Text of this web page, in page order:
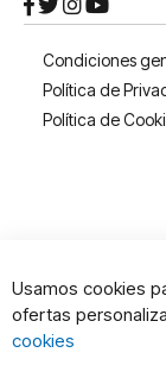
Condiciones
Política de
Política de
Usamos cookies
ofertas
cookies